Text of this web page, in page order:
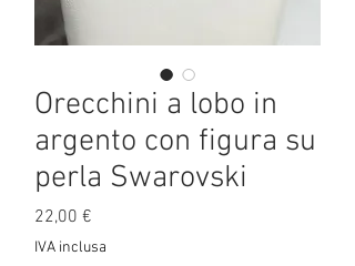
Orecchini a lobo in
argento con figura su
perla Swarovski
22,00 €
IVA inclusa